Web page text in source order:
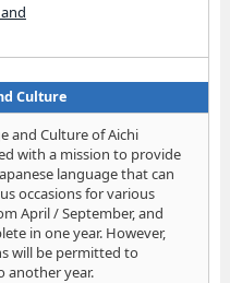
Culture
and Culture of Aichi
with a mission to provide
language that can
occasions for various
April / September, and
in one year. However,
will be permitted to
another year.